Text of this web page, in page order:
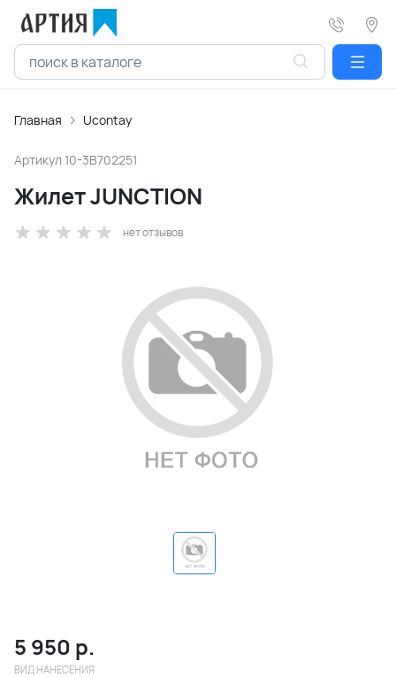
Главная Ucontay
Артикул 10-3B702251
Жилет JUNCTION
нет отзывов
5 950 р.
ВИД НАНЕСЕНИЯ